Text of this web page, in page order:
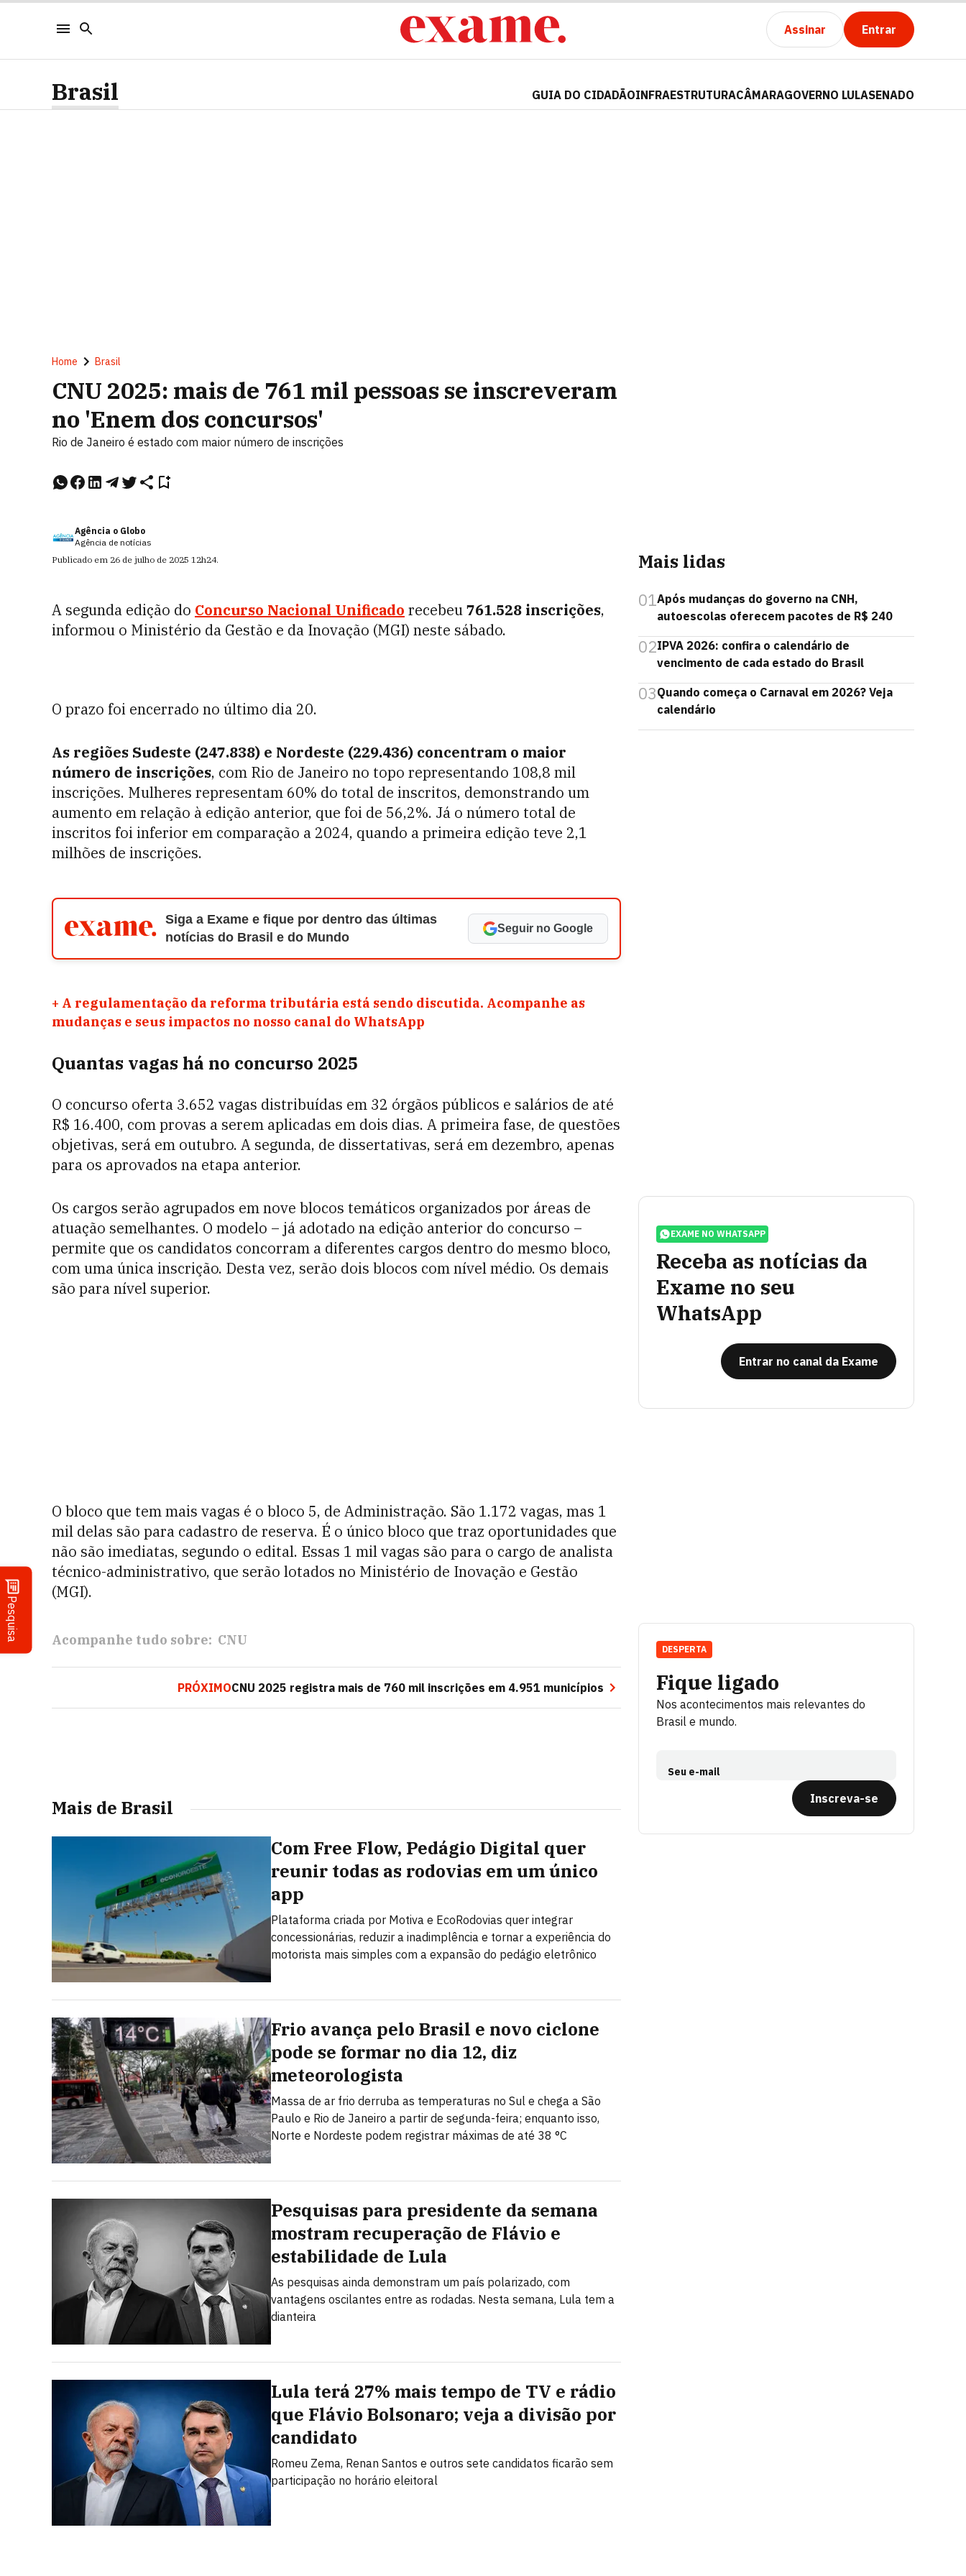
Assinar Entrar
Pesquisa
Brasil GUIA DO CIDADÃOINFRAESTRUTURACÂMARAGOVERNO LULASENADO
Home Brasil
CNU 2025: mais de 761 mil pessoas se inscreveram
no 'Enem dos concursos'
Rio de Janeiro é estado com maior número de inscrições
Agência o Globo
Agência de notícias
Publicado em 26 de julho de 2025 12h24.
A segunda edição do Concurso Nacional Unificado recebeu761.528 inscrições,
informou o Ministério da Gestão e da Inovação (MGI) neste sábado.
O prazo foi encerrado no último dia 20.
As regiões Sudeste (247.838) e Nordeste (229.436) concentram o maior
número de inscrições, com Rio de Janeiro no topo representando 108,8 mil
inscrições. Mulheres representam 60% do total de inscritos, demonstrando um
aumento em relação à edição anterior, que foi de 56,2%. Já o número total de
inscritos foi inferior em comparação a 2024, quando a primeira edição teve 2,1
milhões de inscrições.
Siga a Exame e fique por dentro das últimas
notícias do Brasil e do Mundo
Seguir no Google
+ A regulamentação da reforma tributária está sendo discutida. Acompanhe as
mudanças e seus impactos no nosso canal do WhatsApp
Quantas vagas há no concurso 2025
O concurso oferta 3.652 vagas distribuídas em 32 órgãos públicos e salários de até
R$ 16.400, com provas a serem aplicadas em dois dias. A primeira fase, de questões
objetivas, será em outubro. A segunda, de dissertativas, será em dezembro, apenas
para os aprovados na etapa anterior.
Os cargos serão agrupados em nove blocos temáticos organizados por áreas de
atuação semelhantes. O modelo – já adotado na edição anterior do concurso –
permite que os candidatos concorram a diferentes cargos dentro do mesmo bloco,
com uma única inscrição. Desta vez, serão dois blocos com nível médio. Os demais
são para nível superior.
O bloco que tem mais vagas é o bloco 5, de Administração. São 1.172 vagas, mas 1
mil delas são para cadastro de reserva. É o único bloco que traz oportunidades que
não são imediatas, segundo o edital. Essas 1 mil vagas são para o cargo de analista
técnico-administrativo, que serão lotados no Ministério de Inovação e Gestão
(MGI).
Acompanhe tudo sobre: CNU
PRÓXIMOCNU 2025 registra mais de 760 mil inscrições em 4.951 municípios
Mais de Brasil
Com Free Flow, Pedágio Digital quer
reunir todas as rodovias em um único
app
Plataforma criada por Motiva e EcoRodovias quer integrar
concessionárias, reduzir a inadimplência e tornar a experiência do
motorista mais simples com a expansão do pedágio eletrônico
Frio avança pelo Brasil e novo ciclone
pode se formar no dia 12, diz
meteorologista
Massa de ar frio derruba as temperaturas no Sul e chega a São
Paulo e Rio de Janeiro a partir de segunda-feira; enquanto isso,
Norte e Nordeste podem registrar máximas de até 38 °C
Pesquisas para presidente da semana
mostram recuperação de Flávio e
estabilidade de Lula
As pesquisas ainda demonstram um país polarizado, com
vantagens oscilantes entre as rodadas. Nesta semana, Lula tem a
dianteira
Lula terá 27% mais tempo de TV e rádio
que Flávio Bolsonaro; veja a divisão por
candidato
Romeu Zema, Renan Santos e outros sete candidatos ficarão sem
participação no horário eleitoral
Mais lidas
01Após mudanças do governo na CNH,
autoescolas oferecem pacotes de R$ 240
02IPVA 2026: confira o calendário de
vencimento de cada estado do Brasil
03Quando começa o Carnaval em 2026? Veja
calendário
EXAME NO WHATSAPP
Receba as notícias da
Exame no seu
WhatsApp
Entrar no canal da Exame
Fique ligado
Nos acontecimentos mais relevantes do
Brasil e mundo.
Seu e-mail
Inscreva-se
DESPERTA